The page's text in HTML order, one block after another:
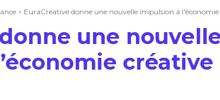
EuraCreative donne une nouvelle impulsion à
une
créative